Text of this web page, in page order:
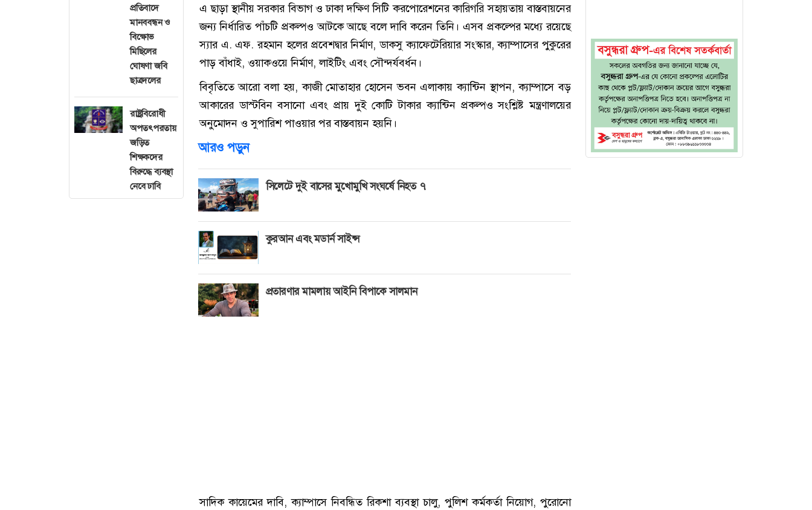
প্রতিবাদে
মানববন্ধন ও
বিক্ষোভ
মিছিলের
ঘোষণা জবি
ছাত্রদলের
রাষ্ট্রবিরোধী
অপতৎপরতায়
জড়িত
শিক্ষকদের
বিরুদ্ধে ব্যবস্থা
নেবে ঢাবি
এ ছাড়া স্থানীয় সরকার বিভাগ ও ঢাকা দক্ষিণ সিটি করপোরেশনের কারিগরি সহায়তায় বাস্তবায়নের
জন্য নির্ধারিত পাঁচটি প্রকল্পও আটকে আছে বলে দাবি করেন তিনি। এসব প্রকল্পের মধ্যে রয়েছে
স্যার এ. এফ. রহমান হলের প্রবেশদ্বার নির্মাণ, ডাকসু ক্যাফেটেরিয়ার সংস্কার, ক্যাম্পাসের পুকুরের
পাড় বাঁধাই, ওয়াকওয়ে নির্মাণ, লাইটিং এবং সৌন্দর্যবর্ধন।
বিবৃতিতে আরো বলা হয়, কাজী মোতাহার হোসেন ভবন এলাকায় ক্যান্টিন স্থাপন, ক্যাম্পাসে বড়
আকারের ডাস্টবিন বসানো এবং প্রায় দুই কোটি টাকার ক্যান্টিন প্রকল্পও সংশ্লিষ্ট মন্ত্রণালয়ের
অনুমোদন ও সুপারিশ পাওয়ার পর বাস্তবায়ন হয়নি।
আরও পড়ুন
সিলেটে দুই বাসের মুখোমুখি সংঘর্ষে নিহত ৭
কুরআন এবং মডার্ন সাইন্স
প্রতারণার মামলায় আইনি বিপাকে সালমান
সাদিক কায়েমের দাবি, ক্যাম্পাসে নিবন্ধিত রিকশা ব্যবস্থা চালু, পুলিশ কর্মকর্তা নিয়োগ, পুরোনো